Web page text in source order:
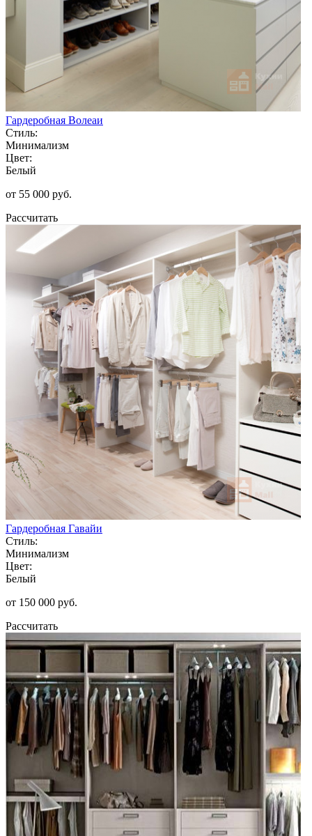
Гардеробная Волеаи
Стиль:
Минимализм
Цвет:
Белый
от 55 000 руб.
Рассчитать
Гардеробная Гавайи
Стиль:
Минимализм
Цвет:
Белый
от 150 000 руб.
Рассчитать